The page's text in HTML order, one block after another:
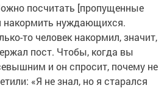
посчитать [пропущенные
накормить нуждающихся.
то человек накормил, значит,
пост. Чтобы, когда вы
и он спросит, почему не
«Я не знал, но я старался